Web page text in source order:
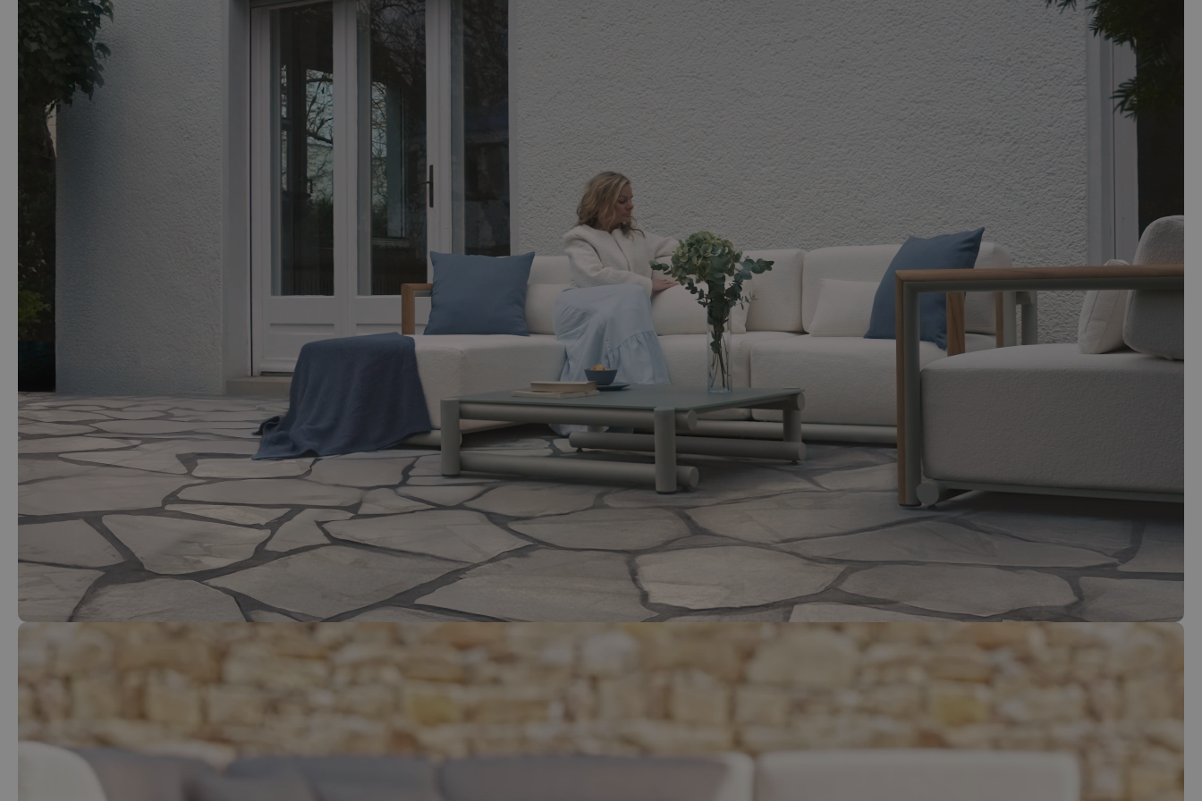
Die Terra Lounge steht für luxuriösen Komfort, hochwertige Materialien und modernes Design. Sie ist die perfekte Wahl für Sonnenanbeter, die den Sommer im eigenen Garten stilvoll
genießen möchten. Machen Sie Ihren Außenbereich zum Ort, an dem Entspannung und Eleganz Hand in Hand gehen – mit der Terra Lounge.
Der Bezug des Loungemöbel Sets besteht aus 90% Olefin und 10%Polyester, während das Füllmaterial der Auflage aus Schaumstoff besteht.
Hinweis: Dieses Produkt besteht aus natürlichem, unbehandeltem Teakholz und wurde nicht mit Öl behandelt. Teakholz verändert seine Farbe sehr schnell bei Kontakt mit Luft und
Sonnenlicht und entwickelt mit der Zeit eine silbergraue Patina.
Um den ursprünglichen, warmen Farbton wiederherzustellen, kann die Oberfläche ganz einfach mit feinem Schleifpapier abgeschliffen werden. Alternativ kann auch ein transparenter
Lack oder eine Versiegelung aufgetragen werden, wenn Sie das Holz schützen möchten, ohne es abzuschleifen. Zur regelmäßigen Pflege empfehlen wir die Behandlung mit Teaköl nach